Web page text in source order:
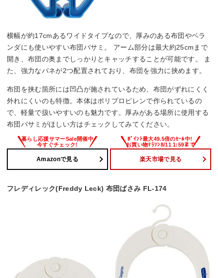
横幅が約17cmあるワイドタイプなので、厚みのある布団やベラ
ンダにも使いやすい布団バサミ。 アーム部分は最大約25cmまで
開き、布団の奥までしっかりとキャッチすることが可能です。 ま
た、強力なバネが2つ配置されており、布団を強力に挟めます。
布団を挟む箇所には凹凸が施されているため、布団がずれにくく
外れにくいのも特徴。本体はポリプロピレンで作られているの
で、軽量で扱いやすいのも魅力です。厚みがある場所に使用する
布団バサミがほしい方はチェックしてみてください。
Amazonで見る 楽天市場で見る
フレディレック(Freddy Leck) 布団ばさみ FL-174